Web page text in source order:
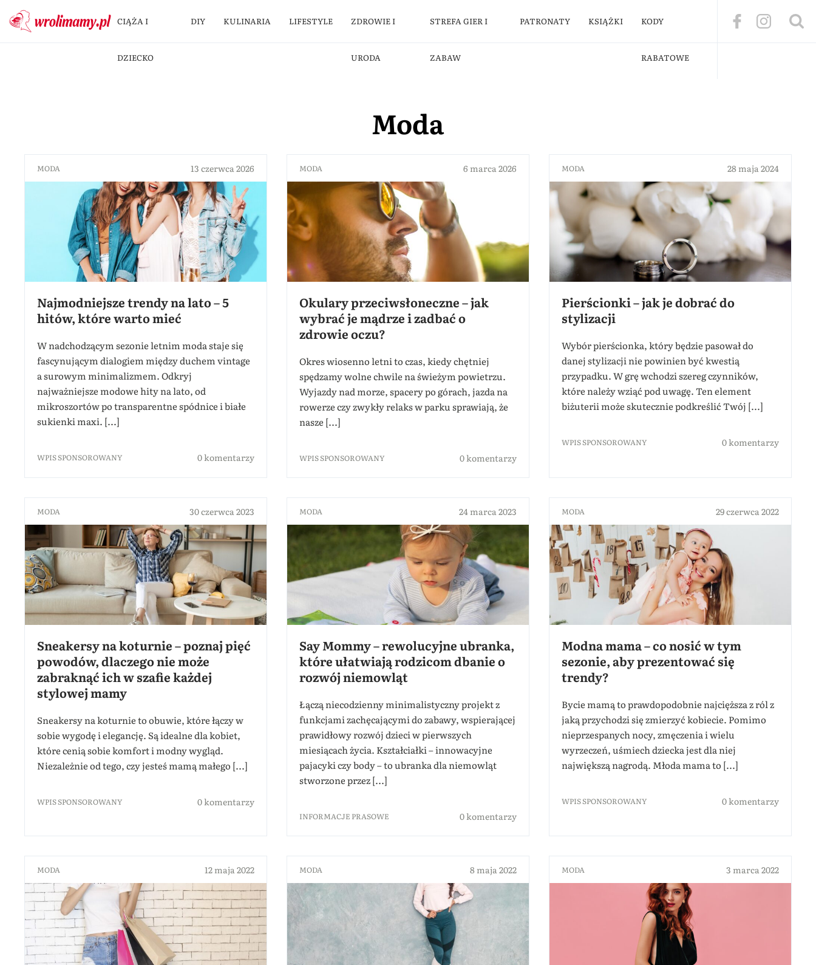
CIĄŻA I
DZIECKO
DIY KULINARIA LIFESTYLE ZDROWIE I
URODA
STREFA GIER I
ZABAW
PATRONATY KSIĄŻKI KODY
RABATOWE
Moda
MODA 13 czerwca 2026
Najmodniejsze trendy na lato – 5
hitów, które warto mieć
W nadchodzącym sezonie letnim moda staje się
fascynującym dialogiem między duchem vintage
a surowym minimalizmem. Odkryj
najważniejsze modowe hity na lato, od
mikroszortów po transparentne spódnice i białe
sukienki maxi. [...]
WPIS SPONSOROWANY 0 komentarzy
MODA 6 marca 2026
Okulary przeciwsłoneczne – jak
wybrać je mądrze i zadbać o
zdrowie oczu?
Okres wiosenno letni to czas, kiedy chętniej
spędzamy wolne chwile na świeżym powietrzu.
Wyjazdy nad morze, spacery po górach, jazda na
rowerze czy zwykły relaks w parku sprawiają, że
nasze [...]
WPIS SPONSOROWANY 0 komentarzy
MODA 28 maja 2024
Pierścionki – jak je dobrać do
stylizacji
Wybór pierścionka, który będzie pasował do
danej stylizacji nie powinien być kwestią
przypadku. W grę wchodzi szereg czynników,
które należy wziąć pod uwagę. Ten element
biżuterii może skutecznie podkreślić Twój [...]
WPIS SPONSOROWANY 0 komentarzy
MODA 30 czerwca 2023
Sneakersy na koturnie – poznaj pięć
powodów, dlaczego nie może
zabraknąć ich w szafie każdej
stylowej mamy
Sneakersy na koturnie to obuwie, które łączy w
sobie wygodę i elegancję. Są idealne dla kobiet,
które cenią sobie komfort i modny wygląd.
Niezależnie od tego, czy jesteś mamą małego [...]
WPIS SPONSOROWANY 0 komentarzy
MODA 24 marca 2023
Say Mommy – rewolucyjne ubranka,
które ułatwiają rodzicom dbanie o
rozwój niemowląt
Łączą niecodzienny minimalistyczny projekt z
funkcjami zachęcającymi do zabawy, wspierającej
prawidłowy rozwój dzieci w pierwszych
miesiącach życia. Kształciałki – innowacyjne
pajacyki czy body – to ubranka dla niemowląt
stworzone przez [...]
INFORMACJE PRASOWE 0 komentarzy
MODA 29 czerwca 2022
Modna mama – co nosić w tym
sezonie, aby prezentować się
trendy?
Bycie mamą to prawdopodobnie najcięższa z ról z
jaką przychodzi się zmierzyć kobiecie. Pomimo
nieprzespanych nocy, zmęczenia i wielu
wyrzeczeń, uśmiech dziecka jest dla niej
największą nagrodą. Młoda mama to [...]
WPIS SPONSOROWANY 0 komentarzy
MODA 12 maja 2022 MODA 8 maja 2022 MODA 3 marca 2022